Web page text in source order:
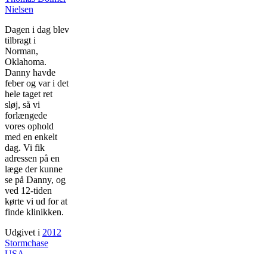
Nielsen
Dagen i dag blev
tilbragt i
Norman,
Oklahoma.
Danny havde
feber og var i det
hele taget ret
sløj, så vi
forlængede
vores ophold
med en enkelt
dag. Vi fik
adressen på en
læge der kunne
se på Danny, og
ved 12-tiden
kørte vi ud for at
finde klinikken.
Udgivet i 2012
Stormchase